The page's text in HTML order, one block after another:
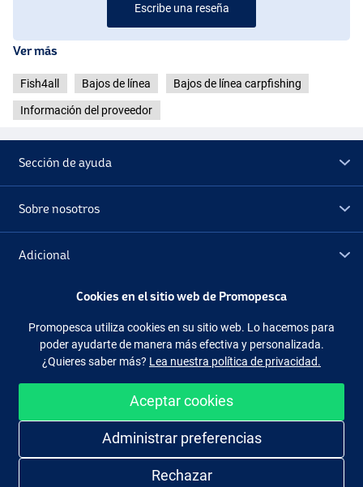
Escribe una reseña
Ver más
Fish4all Bajos de línea Bajos de línea carpfishing
Información del proveedor
Sección de ayuda
Sobre nosotros
Adicional
Síguenos Facebook Instagram
Comprar de manera fácil y segura
Cookies en el sitio web de Promopesca
Promopesca utiliza cookies en su sitio web. Lo hacemos para
poder ayudarte de manera más efectiva y personalizada.
¿Quieres saber más? Lea nuestra política de privacidad.
Aceptar cookies
Administrar preferencias
Rechazar